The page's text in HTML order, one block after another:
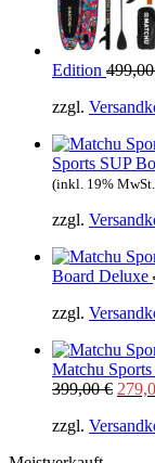
Edition
zzgl.
Sports SUP
(inkl. 19%
zzgl.
Board Deluxe
zzgl.
Matchu
399,00€
war:
zzgl.